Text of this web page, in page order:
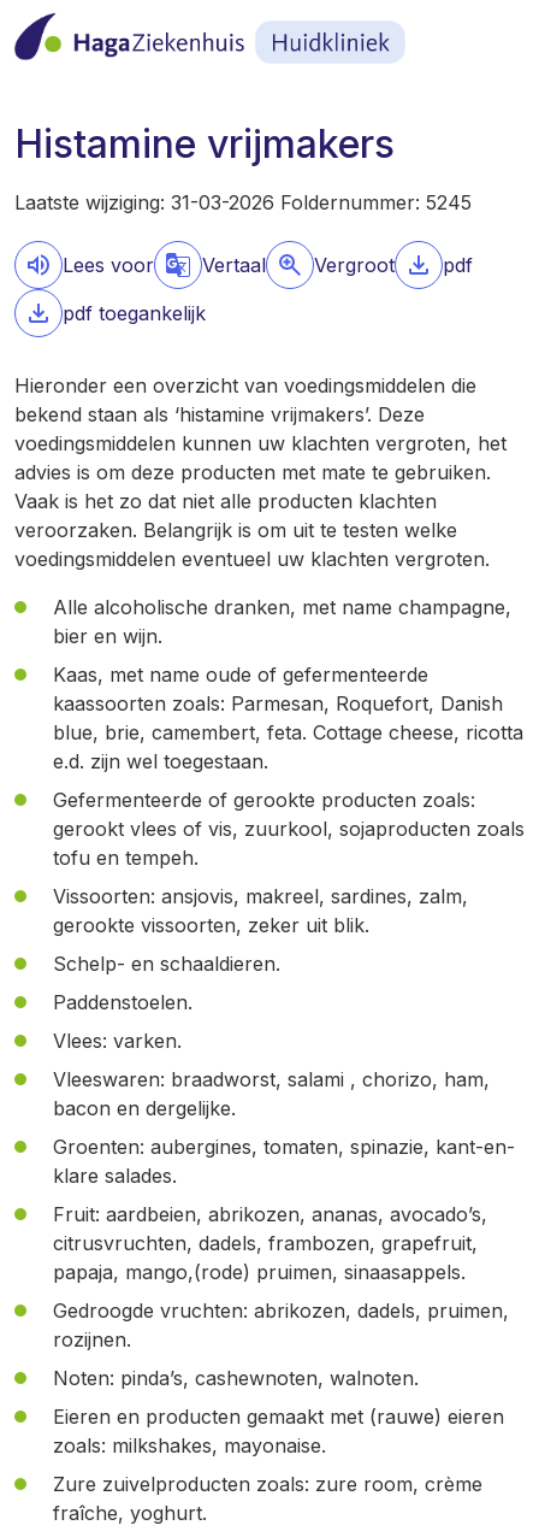
Histamine vrijmakers
Laatste wijziging: 31-03-2026 Foldernummer: 5245
Lees voor Vertaal Vergroot
pdf
pdf toegankelijk
Hieronder een overzicht van voedingsmiddelen die
bekend staan als ‘histamine vrijmakers’. Deze
voedingsmiddelen kunnen uw klachten vergroten, het
advies is om deze producten met mate te gebruiken.
Vaak is het zo dat niet alle producten klachten
veroorzaken. Belangrijk is om uit te testen welke
voedingsmiddelen eventueel uw klachten vergroten.
Alle alcoholische dranken, met name champagne,
bier en wijn.
Kaas, met name oude of gefermenteerde
kaassoorten zoals: Parmesan, Roquefort, Danish
blue, brie, camembert, feta. Cottage cheese, ricotta
e.d. zijn wel toegestaan.
Gefermenteerde of gerookte producten zoals:
gerookt vlees of vis, zuurkool, sojaproducten zoals
tofu en tempeh.
Vissoorten: ansjovis, makreel, sardines, zalm,
gerookte vissoorten, zeker uit blik.
Schelp- en schaaldieren.
Paddenstoelen.
Vlees: varken.
Vleeswaren: braadworst, salami , chorizo, ham,
bacon en dergelijke.
Groenten: aubergines, tomaten, spinazie, kant-en-
klare salades.
Fruit: aardbeien, abrikozen, ananas, avocado’s,
citrusvruchten, dadels, frambozen, grapefruit,
papaja, mango,(rode) pruimen, sinaasappels.
Gedroogde vruchten: abrikozen, dadels, pruimen,
rozijnen.
Noten: pinda’s, cashewnoten, walnoten.
Eieren en producten gemaakt met (rauwe) eieren
zoals: milkshakes, mayonaise.
Zure zuivelproducten zoals: zure room, crème
fraîche, yoghurt.